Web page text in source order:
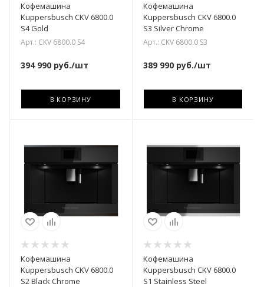
Кофемашина
Kuppersbusch CKV 6800.0
S4 Gold
Арт.: CKV 6800.0 S4
394 990 руб./шт
В КОРЗИНУ
Кофемашина
Kuppersbusch CKV 6800.0
S3 Silver Chrome
Арт.: CKV 6800.0 S3
389 990руб./шт
В КОРЗИНУ
Кофемашина
Kuppersbusch CKV 6800.0
S2 Black Chrome
Кофемашина
Kuppersbusch CKV 6800.0
S1 Stainless Steel